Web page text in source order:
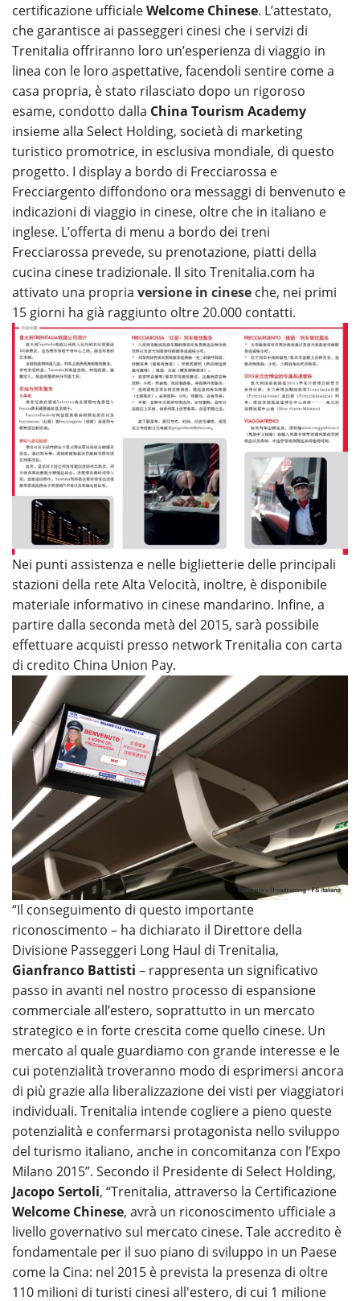
certificazione ufficialeWelcome Chinese. L’attestato,
che garantisce ai passeggeri cinesi che i servizi di
Trenitalia offriranno loro un’esperienza di viaggio in
linea con le loro aspettative, facendoli sentire come a
casa propria, è stato rilasciato dopo un rigoroso
esame, condotto dalla China Tourism Academy
insieme alla Select Holding, società di marketing
turistico promotrice, in esclusiva mondiale, di questo
progetto. I display a bordo di Frecciarossa e
Frecciargento diffondono ora messaggi di benvenuto e
indicazioni di viaggio in cinese, oltre che in italiano e
inglese. L’offerta di menu a bordo dei treni
Frecciarossa prevede, su prenotazione, piatti della
cucina cinese tradizionale. Il sito Trenitalia.com ha
attivato una propria versione in cinese che, nei primi
15 giorni ha già raggiunto oltre 20.000 contatti.
Nei punti assistenza e nelle biglietterie delle principali
stazioni della rete Alta Velocità, inoltre, è disponibile
materiale informativo in cinese mandarino. Infine, a
partire dalla seconda metà del 2015, sarà possibile
effettuare acquisti presso network Trenitalia con carta
di credito China Union Pay.
“Il conseguimento di questo importante
riconoscimento – ha dichiarato il Direttore della
Divisione Passeggeri Long Haul di Trenitalia,
Gianfranco Battisti – rappresenta un significativo
passo in avanti nel nostro processo di espansione
commerciale all’estero, soprattutto in un mercato
strategico e in forte crescita come quello cinese. Un
mercato al quale guardiamo con grande interesse e le
cui potenzialità troveranno modo di esprimersi ancora
di più grazie alla liberalizzazione dei visti per viaggiatori
individuali. Trenitalia intende cogliere a pieno queste
potenzialità e confermarsi protagonista nello sviluppo
del turismo italiano, anche in concomitanza con l’Expo
Milano 2015”. Secondo il Presidente di Select Holding,
Jacopo Sertoli, “Trenitalia, attraverso la Certificazione
Welcome Chinese, avrà un riconoscimento ufficiale a
livello governativo sul mercato cinese. Tale accredito è
fondamentale per il suo piano di sviluppo in un Paese
come la Cina: nel 2015 è prevista la presenza di oltre
110 milioni di turisti cinesi all'estero, di cui 1 milione